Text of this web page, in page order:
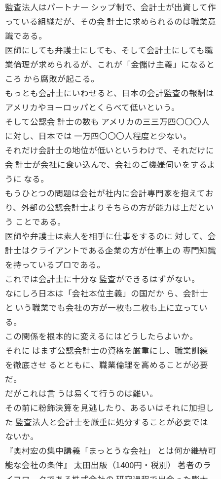
監査法人はパートナー シップ制で、会計士が出資して作
っている組織だが、その会 計士に求められるのは職業意
識である。
医師にしても弁護士にしても、そして会計士にしても職
業倫理が求められるが、これが「金儲け主義」になると
ころ から腐敗が起こる。
もっとも会計士にいわせると、日本の会計監査の報酬は
アメリカやヨーロッパとくらべて低いという。
そして公認会 計士の数も アメリカの三三万四〇〇〇人
に対し、日本では 一万四〇〇〇人程度と少ない。
それだけ会計士の地位が低いというわけで、それだけに
会 計士が会社に食い込んで、会社のご機嫌伺いをするよ
うに なる。
もうひとつの問題は会社が社内に会計専門家を抱えてお
り、外部の公認会計士よりそちらの方が能力は上だとい
う ことである。
医師や弁護士は素人を相手に仕事をするのに 対して、会
計士はクライアントである企業の方が仕事上の 専門知識
を持っているプロである。
これでは会計士に十分な 監査ができるはずがない。
なにしろ日本は「会社本位主義」の国だか ら、会計士
と いう職業でも会社の方が一枚も二枚も上に立ってい
る。
この関係を根本的に変えるにはどうしたらよいか。
それに はまず公認会計士の資格を厳重にし、職業訓練
を徹底させ るとともに、職業倫理を高めることが必要
だ。
だがこれは言 うは易くて行うのは難い。
その前に粉飾決算を見逃したり、あるいはそれに加担し
た 監査法人と会計士を厳重に処分することが必要では
ないか。
『奥村宏の集中講義「まっとうな会社」 とは何か――継続可
能な会社の条件』 太田出版（1400円・税別） 著者のラ